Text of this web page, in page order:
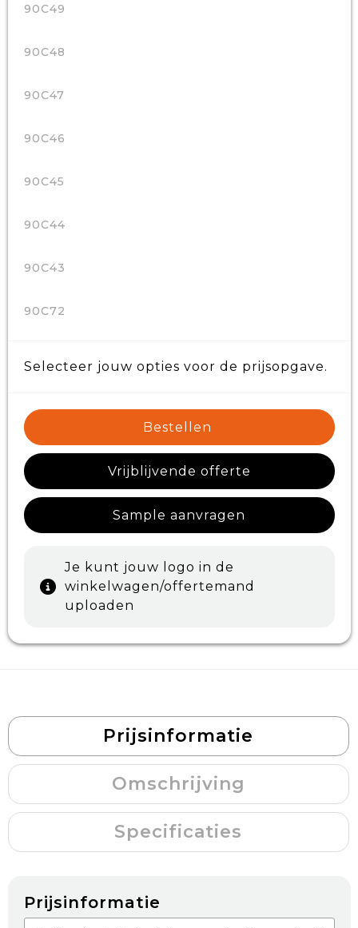
90C49
90C48
90C47
90C46
90C45
90C44
90C43
90C72
Selecteer jouw opties voor de prijsopgave.
Bestellen
Vrijblijvende offerte
Sample aanvragen
Je kunt jouw logo in de
winkelwagen/offertemand
uploaden
Prijsinformatie
Omschrijving
Specificaties
Prijsinformatie